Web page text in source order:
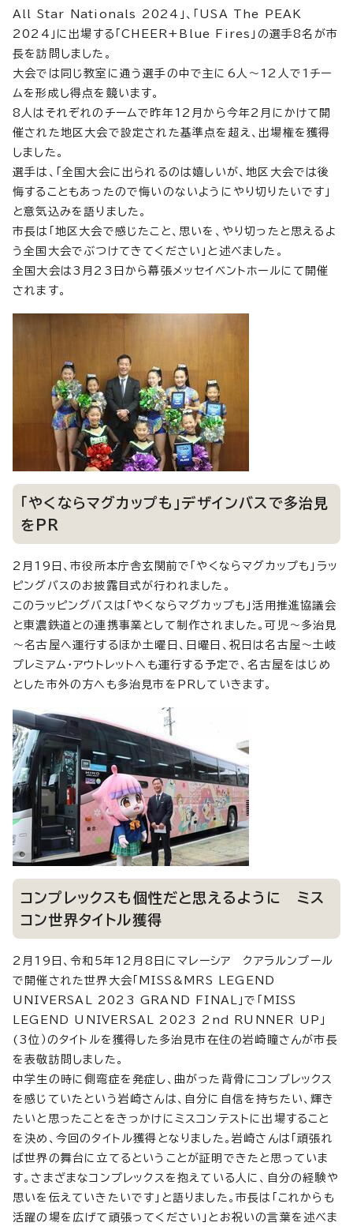
All Star Nationals 2024」、「USA The PEAK
2024」に出場する「CHEER+Blue Fires」の選手8名が市
長を訪問しました。
大会では同じ教室に通う選手の中で主に6人～12人で1チー
ムを形成し得点を競います。
8人はそれぞれのチームで昨年12月から今年2月にかけて開
催された地区大会で設定された基準点を超え、出場権を獲得
しました。
選手は、「全国大会に出られるのは嬉しいが、地区大会では後
悔することもあったので悔いのないようにやり切りたいです」
と意気込みを語りました。
市長は「地区大会で感じたこと、思いを、やり切ったと思えるよ
う全国大会でぶつけてきてください」と述べました。
全国大会は3月23日から幕張メッセイベントホールにて開催
されます。
「やくならマグカップも」デザインバスで多治見
をPR
2月19日、市役所本庁舎玄関前で「やくならマグカップも」ラッ
ピングバスのお披露目式が行われました。
このラッピングバスは「やくならマグカップも」活用推進協議会
と東濃鉄道との連携事業として制作されました。可児～多治見
～名古屋へ運行するほか土曜日、日曜日、祝日は名古屋～土岐
プレミアム・アウトレットへも運行する予定で、名古屋をはじめ
とした市外の方へも多治見市をPRしていきます。
コンプレックスも個性だと思えるように ミス
コン世界タイトル獲得
2月19日、令和5年12月8日にマレーシア クアラルンプール
で開催された世界大会「MISS&MRS LEGEND
UNIVERSAL 2023 GRAND FINAL」で「MISS
LEGEND UNIVERSAL 2023 2nd RUNNER UP」
(3位）のタイトルを獲得した多治見市在住の岩崎瞳さんが市長
を表敬訪問しました。
中学生の時に側弯症を発症し、曲がった背骨にコンプレックス
を感じていたという岩崎さんは、自分に自信を持ちたい、輝き
たいと思ったことをきっかけにミスコンテストに出場すること
を決め、今回のタイトル獲得となりました。岩崎さんは「頑張れ
ば世界の舞台に立てるということが証明できたと思っていま
す。さまざまなコンプレックスを抱えている人に、自分の経験や
思いを伝えていきたいです」と語りました。市長は「これからも
活躍の場を広げて頑張ってください」とお祝いの言葉を述べま